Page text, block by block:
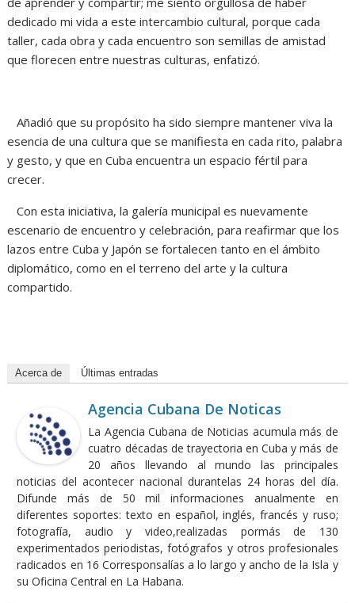
dedicado mi vida a este intercambio cultural, porque cada
taller, cada obra y cada encuentro son semillas de amistad
que florecen entre nuestras culturas, enfatizó.
Añadió que su propósito ha sido siempre mantener viva la
esencia de una cultura que se manifiesta en cada rito, palabra
y gesto, y que en Cuba encuentra un espacio fértil para
crecer.
Con esta iniciativa, la galería municipal es nuevamente
escenario de encuentro y celebración, para reafirmar que los
lazos entre Cuba y Japón se fortalecen tanto en el ámbito
diplomático, como en el terreno del arte y la cultura
compartido.
Acerca de Últimas entradas
Agencia Cubana De Noticas
La Agencia Cubana de Noticias acumula más de
cuatro décadas de trayectoria en Cuba y más de
20 años llevando al mundo las principales
noticias del acontecer nacional durantelas 24 horas del día.
Difunde más de 50 mil informaciones anualmente en
diferentes soportes: texto en español, inglés, francés y ruso;
fotografía, audio y video,realizadas pormás de 130
experimentados periodistas, fotógrafos y otros profesionales
radicados en 16 Corresponsalías a lo largo y ancho de la Isla y
su Oficina Central en La Habana.